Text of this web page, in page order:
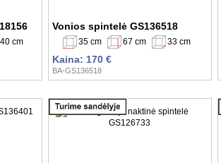
40 cm
Vonios spintelė GS136518
35 cm 67 cm 33 cm
Kaina: 170 €
BA-GS136518